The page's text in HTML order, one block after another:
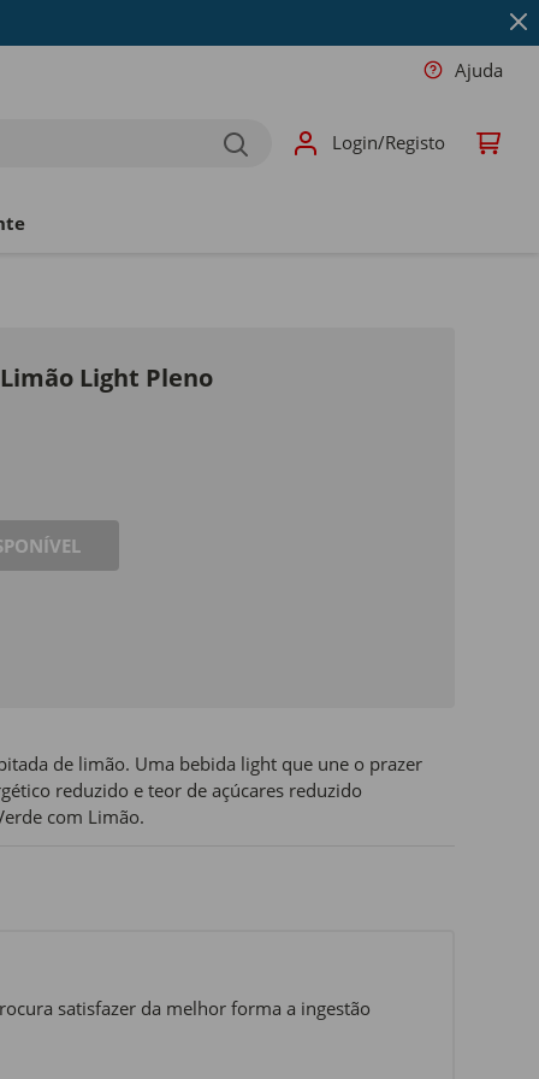
Ajuda
Login/Registo
Light Pleno
de limão. Uma bebida light que une o prazer
reduzido e teor de açúcares reduzido
com Limão.
satisfazer da melhor forma a ingestão